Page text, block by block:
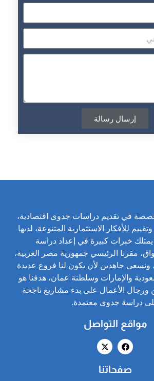
إرسال رسالة
في تقديم دراسات جدوى اقتصادية،
للأفكار الاستثمارية المتنوعة، لديها
خبرات كبيرة في إعداد دراسة
مقرنا الرئيسي جمهورية مصر العربية،
جاهدين لأن يكون لنا فروع عديدة
والإمارات وسلطنة عمان، هدفنا هو
ورجال الأعمال على بدء مشاريع ناجحة
دراسة جدوى معتمدة.
مواقع التواصل
صفحاتنا